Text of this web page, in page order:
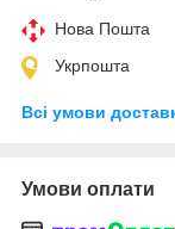
Нова Пошта
Укрпошта
Всі умови
Умови оплати